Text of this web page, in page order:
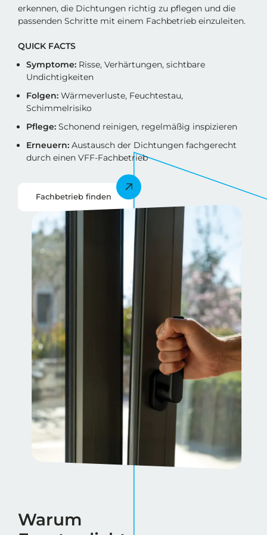
erkennen, die Dichtungen richtig zu pflegen und die
passenden Schritte mit einem Fachbetrieb einzuleiten.
QUICK FACTS
Symptome: Risse, Verhärtungen, sichtbare
Undichtigkeiten
Folgen: Wärmeverluste, Feuchtestau,
Schimmelrisiko
Pflege: Schonend reinigen, regelmäßig inspizieren
Erneuern: Austausch der Dichtungen fachgerecht
durch einen VFF-Fachbetrieb
Fachbetrieb finden
Warum